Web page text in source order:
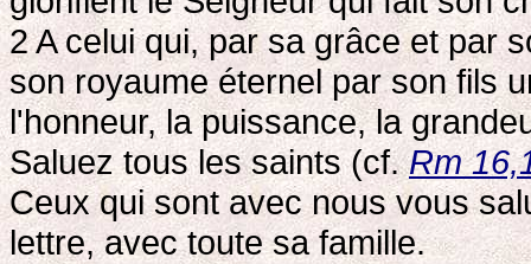
2A celui qui, par sa grâce et par
son royaume éternel par son fils
l'honneur, la puissance, la
Saluez tous les saints (cf.Rm
Ceux qui sont avec nous vous
lettre, avec toute sa famille.